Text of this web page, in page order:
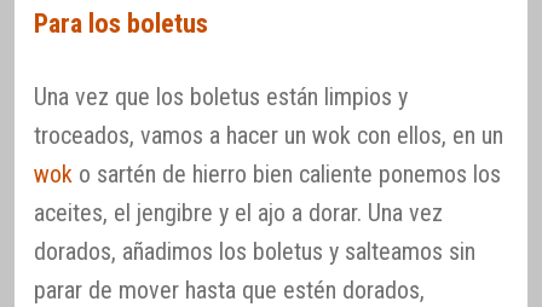
Para los boletus
Una vez que los boletus están limpios y
troceados, vamos a hacer un wok con ellos, en un
wok o sartén de hierro bien caliente ponemos los
aceites, el jengibre y el ajo a dorar. Una vez
dorados, añadimos los boletus y salteamos sin
parar de mover hasta que estén dorados,